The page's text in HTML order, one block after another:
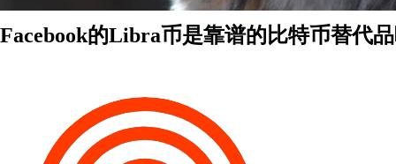
Facebook的Libra币是靠谱的比特币替代